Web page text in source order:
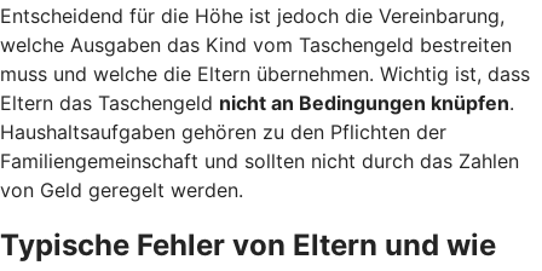
Entscheidend für die Höhe ist jedoch die Vereinbarung,
welche Ausgaben das Kind vom Taschengeld bestreiten
muss und welche die Eltern übernehmen. Wichtig ist, dass
Eltern das Taschengeld nicht an Bedingungen knüpfen.
Haushaltsaufgaben gehören zu den Pflichten der
Familiengemeinschaft und sollten nicht durch das Zahlen
von Geld geregelt werden.
Typische Fehler von Eltern und wie